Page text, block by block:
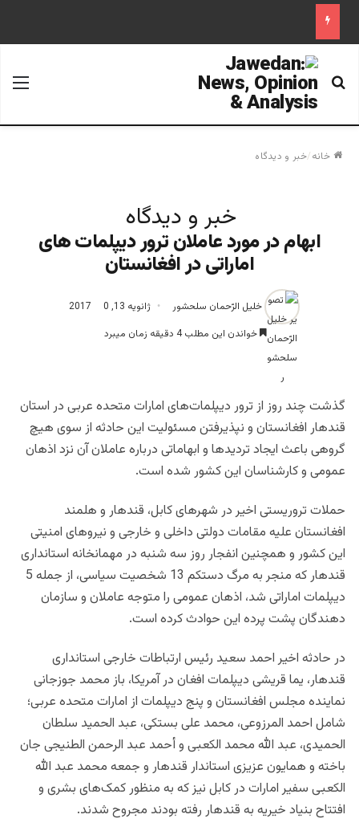
جستجو برای
خانه/خبر و دیدگاه
خبر و دیدگاه
ابهام در مورد عاملان ترور دیپلمات های
اماراتی در افغانستان‌‌‌
خلیل الرّحمان سلحشور ژانویه 13, 2017
0
خواندن این مطلب 4 دقیقه زمان میبرد
گذشت چند روز از ترور دیپلمات‌های امارات متحده عربی در استان
قندهار افغانستان و نپذیرفتن مسئولیت این حادثه از سوی هیچ
گروهی باعث ایجاد تردیدها و ابهاماتی درباره عاملان آن نزد اذهان
عمومی و کارشناسان این کشور شده است.
حملات تروریستی اخیر در شهرهای کابل، قندهار و هلمند
افغانستان علیه مقامات دولتی داخلی و خارجی و نيروهای امنيتی
این کشور و همچنین انفجار روز سه‌ شنبه در مهمانخانه استانداری
قندهار که منجر به مرگ دستکم 13 شخصیت سیاسی، از جمله 5
دیپلمات اماراتی شد، اذهان عمومی را متوجه عاملان و سازمان
دهندگان پشت پرده این حوادث کرده است.
در حادثه اخیر احمد سعید رئیس ارتباطات خارجی استانداری
قندهار، یما قریشی دیپلمات افغان در آمریکا، باز محمد جوزجانی
نماینده مجلس افغانستان و پنج دیپلمات از امارات متحده عربی؛
شامل احمد المرزوعی، محمد علی بستكی، عبد الحميد سلطان
الحميدی، عبد الله محمد الكعبی و أحمد عبد الرحمن الطنيجی جان
باخته و همایون عزیزی استاندار قندهار و جمعه محمد عبد الله
الکعبی سفیر امارات در کابل نیز که به ‌منظور کمک‌های بشری و
افتتاح بنیاد خیریه به قندهار رفته بودند مجروح شدند.